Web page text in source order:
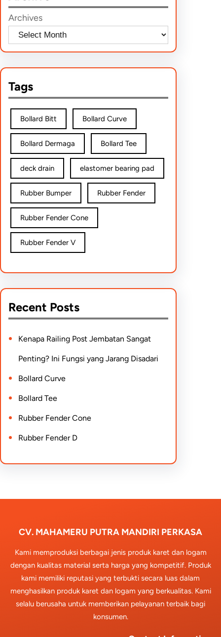
h
Archives
Tags
Bollard Bitt Bollard Curve
Bollard Dermaga Bollard Tee
deck drain elastomer bearing pad
Rubber Bumper Rubber Fender
Rubber Fender Cone
Rubber Fender V
Recent Posts
Kenapa Railing Post Jembatan Sangat
Penting? Ini Fungsi yang Jarang Disadari
Bollard Curve
Bollard Tee
Rubber Fender Cone
Rubber Fender D
CV. MAHAMERU PUTRA MANDIRI PERKASA
Kami memproduksi berbagai jenis produk karet dan logam
dengan kualitas material serta harga yang kompetitif. Produk
kami memiliki reputasi yang terbukti secara luas dalam
menghasilkan produk karet dan logam yang berkualitas. Kami
selalu berusaha untuk memberikan pelayanan terbaik bagi
konsumen.